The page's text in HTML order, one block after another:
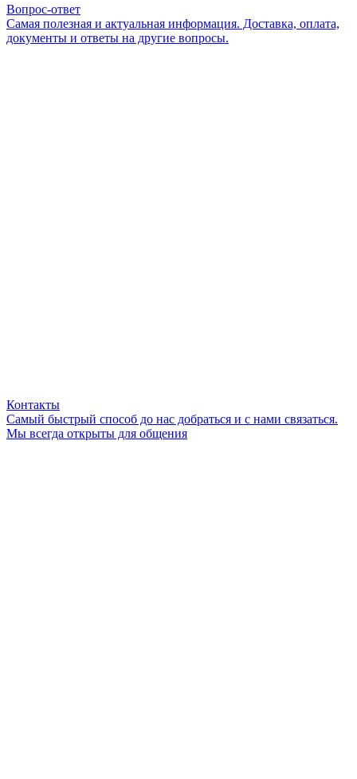
Вопрос-ответ
Самая полезная и актуальная информация. Доставка, оплата,
документы и ответы на другие вопросы.
Контакты
Самый быстрый способ до нас добраться и с нами связаться.
Мы всегда открыты для общения